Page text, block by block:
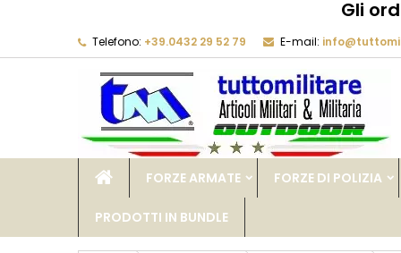
Gli
Telefono: +39.0432 29 52 79 E-mail:
FORZE ARMATE FORZE DI POLIZIA
PRODOTTI IN BUNDLE